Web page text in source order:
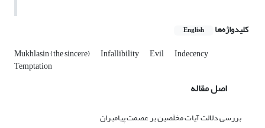
کلیدواژه‌ها English
Mukhlasin (the sincere) Infallibility Evil Indecency
Temptation
اصل مقاله
بررسی دلالت آیات مخلَصین بر عصمت پیامبران